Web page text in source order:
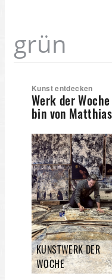
grün
Kunst entdecken
Werk der
bin von
KUNSTWERK DER
WOCHE